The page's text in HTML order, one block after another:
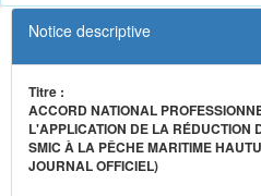
Notice descriptive
Titre :
ACCORD NATIONAL
L'APPLICATION DE LA RÉDUCTION
SMIC À LA PÊCHE MARITIME
JOURNAL OFFICIEL)